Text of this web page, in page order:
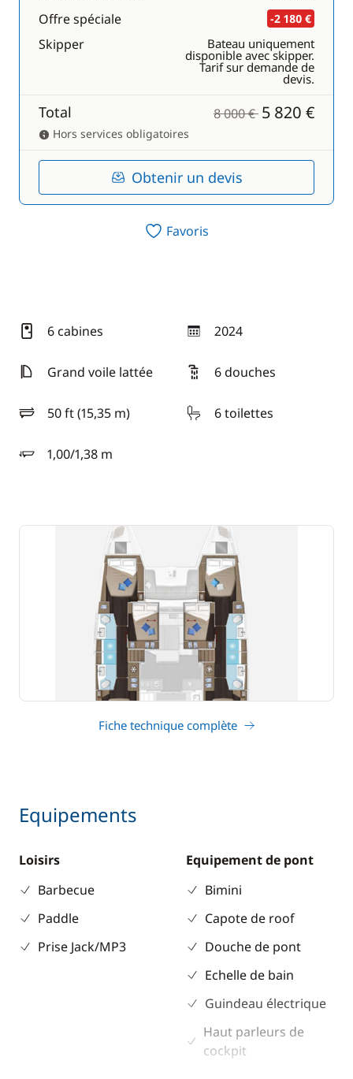
Offre spéciale -2 180 €
Skipper Bateau uniquement
disponible avec skipper.
Tarif sur demande de
devis.
Total 8 000 € 5 820 €
Hors services obligatoires
Obtenir un devis
Favoris
6 cabines 2024
année
Grand voile lattée
6 douches
50 ft (15,35 m)
longueur 6 toilettes
1,00/1,38 m
tirant d'eau
Fiche technique complète
Equipements
Loisirs
Barbecue
Paddle
Prise Jack/MP3
Equipement de pont
Bimini
Capote de roof
Douche de pont
Echelle de bain
Guindeau électrique
Haut parleurs de
cockpit